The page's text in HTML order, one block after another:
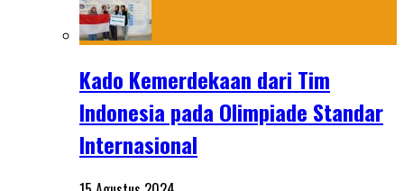
Kado Kemerdekaan dari Tim
Indonesia pada Olimpiade Standar
Internasional